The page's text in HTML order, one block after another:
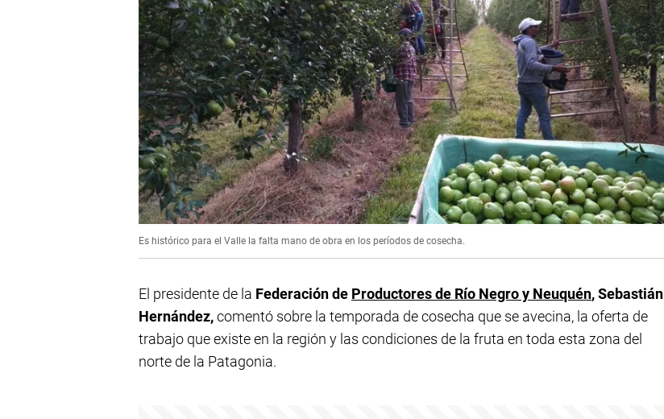
Es histórico para el Valle la falta mano de obra en los períodos de cosecha.
El presidente de la Federación de Productores de Río Negro y Neuquén, Sebastián
Hernández,comentó sobre la temporada de cosecha que se avecina, la oferta de
trabajo que existe en la región y las condiciones de la fruta en toda esta zona del
norte de la Patagonia.